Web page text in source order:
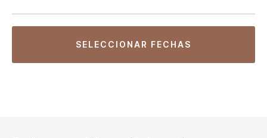
SELECCIONAR FECHAS